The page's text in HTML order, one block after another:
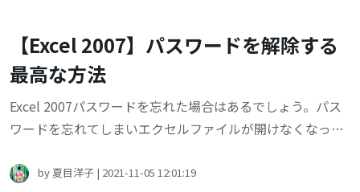
【Excel 2007】パスワードを解除する
最高な方法
Excel 2007パスワードを忘れた場合はあるでしょう。パス
ワードを忘れてしまいエクセルファイルが開けなくなった
ドを解除する方法についてご説明します。
by 夏目洋子 | 2021-11-05 12:01:19